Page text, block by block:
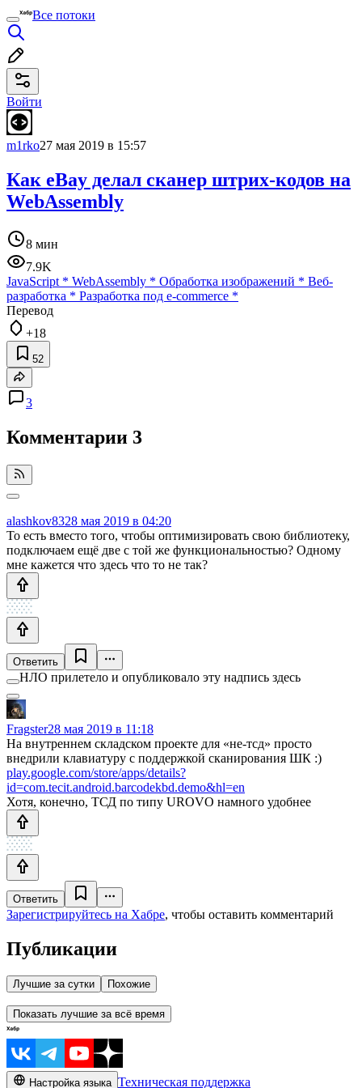
Все потоки
Войти
m1rko27 мая 2019 в 15:57
Как eBay делал сканер штрих-кодов на
WebAssembly
8 мин
7.9K
JavaScript * WebAssembly * Обработка изображений * Веб-
разработка * Разработка под e-commerce *
Перевод
+18
52
3
Комментарии 3
alashkov8328 мая 2019 в 04:20
То есть вместо того, чтобы оптимизировать свою библиотеку,
подключаем ещё две с той же функциональностью? Одному
мне кажется что здесь что то не так?
Ответить
НЛО прилетело и опубликовало эту надпись здесь
Fragster28 мая 2019 в 11:18
На внутреннем складском проекте для «не-тсд» просто
внедрили клавиатуру с поддержкой сканирования ШК :)
play.google.com/store/apps/details?
id=com.tecit.android.barcodekbd.demo&hl=en
Хотя, конечно, ТСД по типу UROVO намного удобнее
Ответить
Зарегистрируйтесь на Хабре, чтобы оставить комментарий
Публикации
Лучшие за сутки Похожие
Показать лучшие за всё время
Настройка языка Техническая поддержка